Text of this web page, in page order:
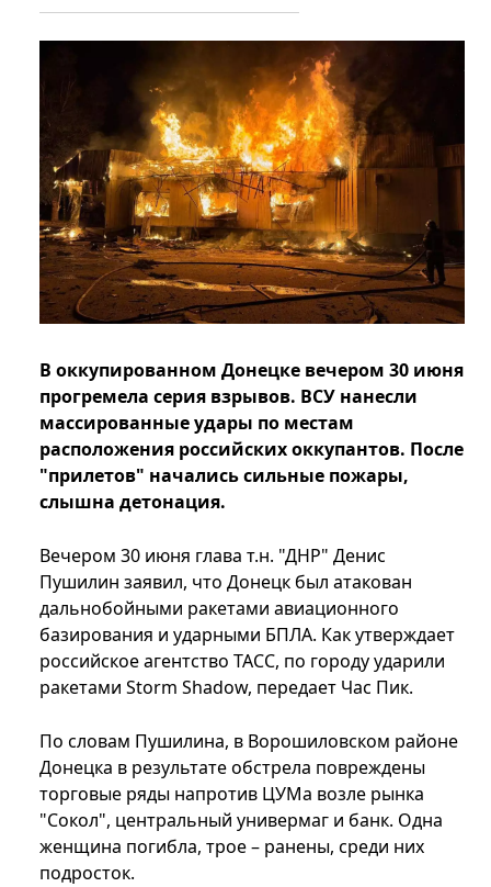
В оккупированном Донецке вечером 30 июня
прогремела серия взрывов. ВСУ нанесли
массированные удары по местам
расположения российских оккупантов. После
"прилетов" начались сильные пожары,
слышна детонация.
Вечером 30 июня глава т.н. "ДНР" Денис
Пушилин заявил, что Донецк был атакован
дальнобойными ракетами авиационного
базирования и ударными БПЛА. Как утверждает
российское агентство ТАСС, по городу ударили
ракетами Storm Shadow, передает Час Пик.
По словам Пушилина, в Ворошиловском районе
Донецка в результате обстрела повреждены
торговые ряды напротив ЦУМа возле рынка
"Сокол", центральный универмаг и банк. Одна
женщина погибла, трое – ранены, среди них
подросток.